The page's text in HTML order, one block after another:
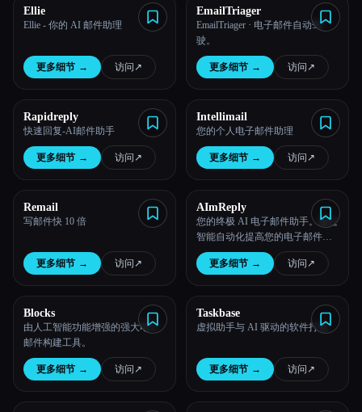
Esc
Ellie
Ellie - 你的 AI 邮件助理
更多细节 → 访问 ↗︎
EmailTriager
EmailTriager · 电子邮件自动驾
驶。
更多细节 → 访问 ↗︎
Rapidreply
快速回复-AI邮件助手
更多细节 → 访问 ↗︎
Intellimail
您的个人电子邮件助理
更多细节 → 访问 ↗︎
Remail
写邮件快 10 倍
更多细节 → 访问 ↗︎
AImReply
您的终极 AI 电子邮件助手。通过
智能自动化提高您的电子邮件生
产力。让 AimReply 分析和增强您
的电子邮件回复，为您节省时间
更多细节 → 访问 ↗︎
Blocks
由人工智能功能增强的强大电子
邮件构建工具。
更多细节 → 访问 ↗︎
Taskbase
虚拟助手与 AI 驱动的软件打包
更多细节 → 访问 ↗︎